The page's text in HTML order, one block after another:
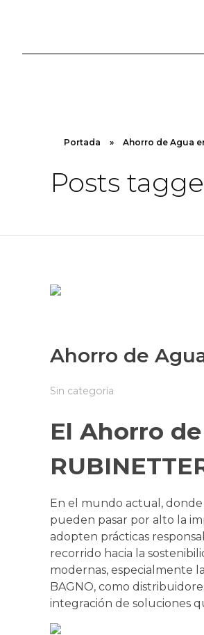
Portada » Ahorro de Agua
Posts
Ahorro de
Sin categoría
El Ahorro
En el mundo actual,
pueden pasar por alto la
adopten prácticas
recorrido hacia la
modernas, especialmente
BAGNO, como
integración de soluciones